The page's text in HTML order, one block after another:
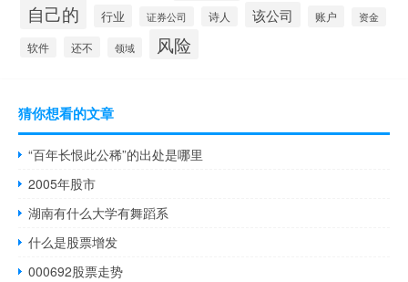
自己的 行业 证券公司 诗人 该公司 账户 资金
软件 还不 领域 风险
猜你想看的文章
“百年长恨此公稀”的出处是哪里
2005年股市
湖南有什么大学有舞蹈系
什么是股票增发
000692股票走势